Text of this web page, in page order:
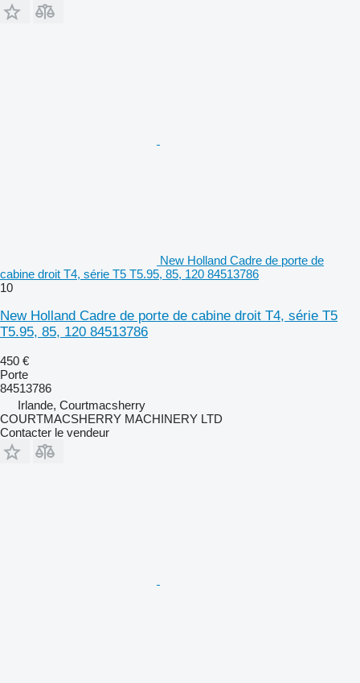
New Holland Cadre de porte de
cabine droit T4, série T5 T5.95, 85, 120 84513786
10
New Holland Cadre de porte de cabine droit T4, série T5
T5.95, 85, 120 84513786
450 €
Porte
84513786
Irlande, Courtmacsherry
COURTMACSHERRY MACHINERY LTD
Contacter le vendeur